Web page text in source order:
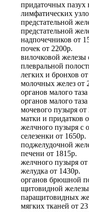
придаточных пазух
лимфатических
предстательной
предстательной
надпочечников от
почек от 2200р.
вилочковой железы
плевральной
легких и бронхов от
молочных желез от
органов малого
органов малого таза
мочевого пузыря от
матки и придатков
желчного пузыря с
селезенки от 1650р.
поджелудочной
печени от 1815р.
желчного пузыря от
желудка от 1430р.
органов брюшной
щитовидной железы
паращитовидных
мягких тканей от